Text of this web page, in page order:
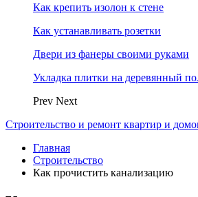
Как крепить изолон к стене
Как устанавливать розетки
Двери из фанеры своими руками
Укладка плитки на деревянный
Prev Next
Строительство и ремонт квартир и
Главная
Строительство
Как прочистить канализацию